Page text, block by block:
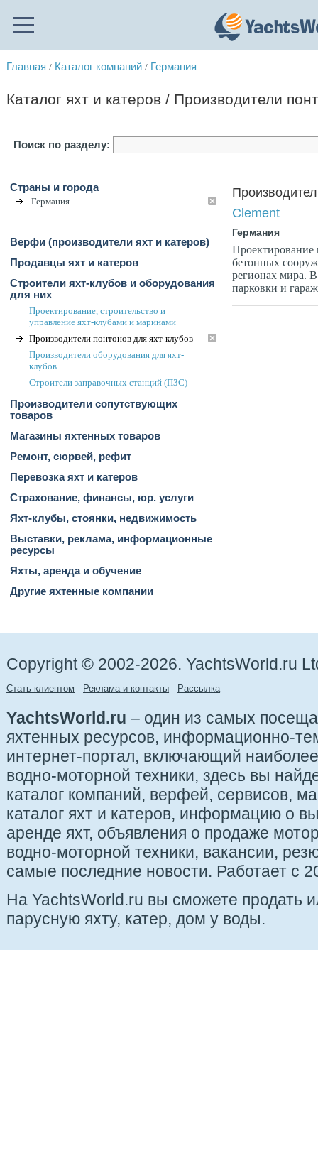
Главная / Каталог компаний / Германия
Каталог яхт и катеров / Производители
Поиск по разделу:
Страны и города
Германия
Верфи (производители яхт и катеров)
Продавцы яхт и катеров
Строители яхт-клубов и оборудования
для них
Проектирование, строительство и
управление яхт-клубами и маринами
Производители понтонов для яхт-клубов
Производители оборудования для яхт-
клубов
Строители заправочных станций (ПЗС)
Производители сопутствующих
товаров
Магазины яхтенных товаров
Ремонт, сюрвей, рефит
Перевозка яхт и катеров
Страхование, финансы, юр. услуги
Яхт-клубы, стоянки, недвижимость
Выставки, реклама, информационные
ресурсы
Яхты, аренда и обучение
Другие яхтенные компании
Clement
Германия
Проектирование
бетонных
регионах мира.
парковки и
Copyright © 2002-2026. YachtsWorld.ru
Стать клиентом Реклама и контакты Рассылка
YachtsWorld.ru – один из самых
яхтенных ресурсов, информационно-
интернет-портал, включающий
водно-моторной техники, здесь вы
каталог компаний, верфей, сервисов,
каталог яхт и катеров, информацию о
аренде яхт, объявления о продаже
водно-моторной техники, вакансии,
самые последние новости. Работает с
На YachtsWorld.ru вы сможете продать
парусную яхту, катер, дом у воды.